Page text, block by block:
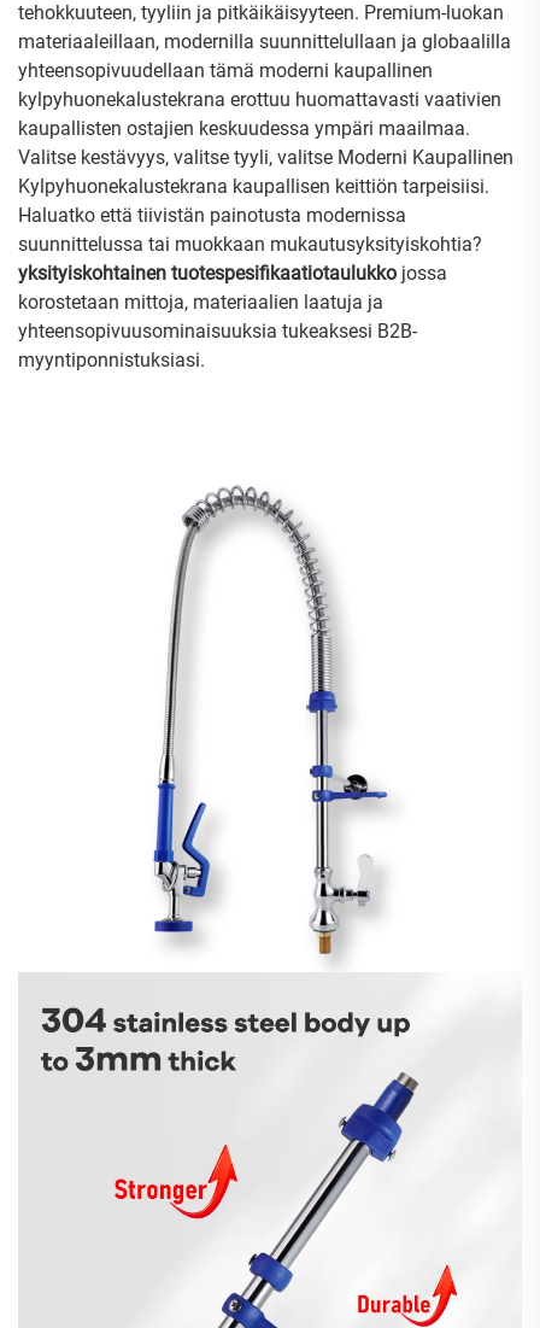
tehokkuuteen, tyyliin ja pitkäikäisyyteen. Premium-luokan
materiaaleillaan, modernilla suunnittelullaan ja globaalilla
yhteensopivuudellaan tämä moderni kaupallinen
kylpyhuonekalustekrana erottuu huomattavasti vaativien
kaupallisten ostajien keskuudessa ympäri maailmaa.
Valitse kestävyys, valitse tyyli, valitse Moderni Kaupallinen
Kylpyhuonekalustekrana kaupallisen keittiön tarpeisiisi.
Haluatko että tiivistän painotusta modernissa
suunnittelussa tai muokkaan mukautusyksityiskohtia?
yksityiskohtainen tuotespesifikaatiotaulukko jossa
korostetaan mittoja, materiaalien laatuja ja
yhteensopivuusominaisuuksia tukeaksesi B2B-
myyntiponnistuksiasi.